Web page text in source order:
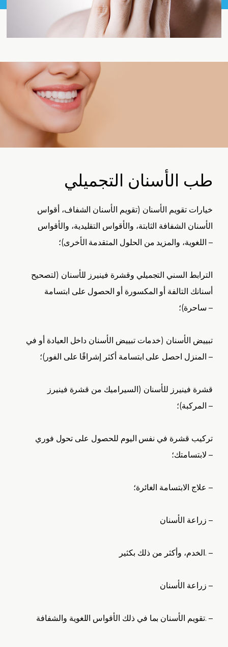
طب الأسنان التجميلي
خيارات تقويم الأسنان (تقويم الأسنان الشفاف، أقواس
الأسنان الشفافة الثابتة، والأقواس التقليدية، والأقواس
اللغوية، والمزيد من الحلول المتقدمة الأخرى)؛ –
الترابط السني التجميلي وقشرة فينيرز للأسنان (لتصحيح
أسنانك التالفة أو المكسورة أو الحصول على ابتسامة
ساحرة)؛ –
تبييض الأسنان (خدمات تبييض الأسنان داخل العيادة أو في
المنزل احصل على ابتسامة أكثر إشراقًا على الفور)؛ –
قشرة فينيرز للأسنان (السيراميك من قشرة فينيرز
المركبة)؛ –
تركيب قشرة في نفس اليوم للحصول على تحول فوري
لابتسامتك؛ –
علاج الابتسامة الغائرة؛ –
زراعة الأسنان –
الخدم، وأكثر من ذلك بكثير. –
زراعة الأسنان –
تقويم الأسنان بما في ذلك الأقواس اللغوية والشفافة. –